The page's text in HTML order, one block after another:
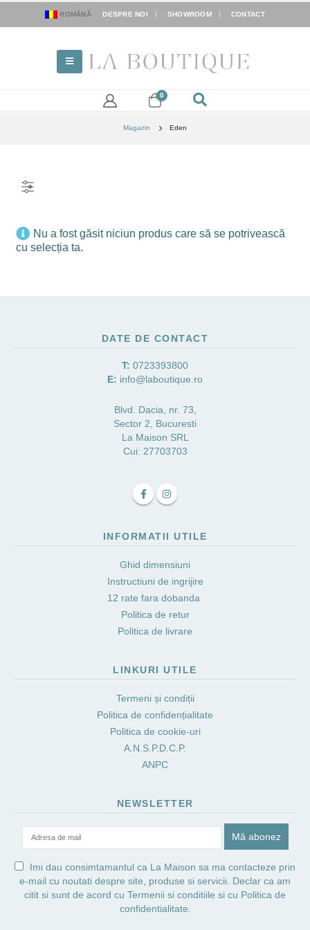
ROMÂNĂ DESPRE NOI SHOWROOM CONTACT
0
Magazin Eden
Nu a fost găsit niciun produs care să se potrivească
cu selecția ta.
DATE DE CONTACT
T: 0723393800
E: info@laboutique.ro
Blvd. Dacia, nr. 73,
Sector 2, Bucuresti
La Maison SRL
Cui: 27703703
INFORMATII UTILE
Ghid dimensiuni
Instructiuni de ingrijire
12 rate fara dobanda
Politica de retur
Politica de livrare
LINKURI UTILE
Termeni și condiții
Politica de confidențialitate
Politica de cookie-uri
A.N.S.P.D.C.P.
ANPC
NEWSLETTER
Imi dau consimtamantul ca La Maison sa ma contacteze prin
e-mail cu noutati despre site, produse si servicii. Declar ca am
citit si sunt de acord cu Termenii si conditiile si cu Politica de
confidentialitate.